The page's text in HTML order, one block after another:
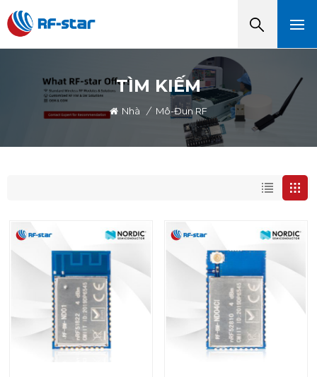
TÌM KIẾM
Nhà / Mô-Đun RF